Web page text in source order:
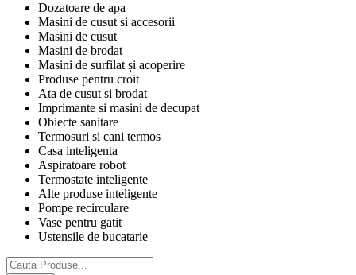
Dozatoare de apa
Masini de cusut si accesorii
Masini de cusut
Masini de brodat
Masini de surfilat și acoperire
Produse pentru croit
Ata de cusut si brodat
Imprimante si masini de decupat
Obiecte sanitare
Termosuri si cani termos
Casa inteligenta
Aspiratoare robot
Termostate inteligente
Alte produse inteligente
Pompe recirculare
Vase pentru gatit
Ustensile de bucatarie